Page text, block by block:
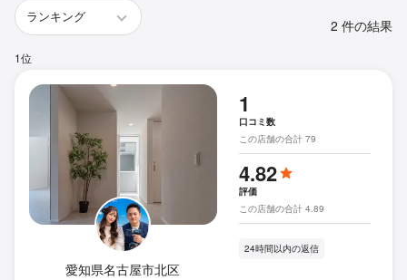
2 件の結果
1位
愛知県名古屋市北区
1
口コミ数
この店舗の合計 79
4.82
評価
この店舗の合計 4.89
24時間以内の返信